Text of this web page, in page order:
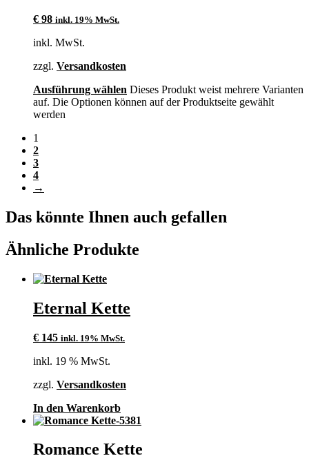
€ 98 inkl. 19% MwSt.
inkl. MwSt.
zzgl. Versandkosten
Ausführung wählen Dieses Produkt weist mehrere Varianten
auf. Die Optionen können auf der Produktseite gewählt
werden
1
2
3
4
→
Das könnte Ihnen auch gefallen
Ähnliche Produkte
Eternal Kette
€ 145 inkl. 19% MwSt.
inkl. 19 % MwSt.
zzgl. Versandkosten
In den Warenkorb
Romance Kette